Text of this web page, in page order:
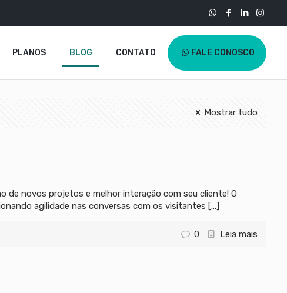
PLANOS BLOG CONTATO FALE CONOSCO
Mostrar tudo
de novos projetos e melhor interação com seu cliente! O
agilidade nas conversas com os visitantes […]
0 Leia mais